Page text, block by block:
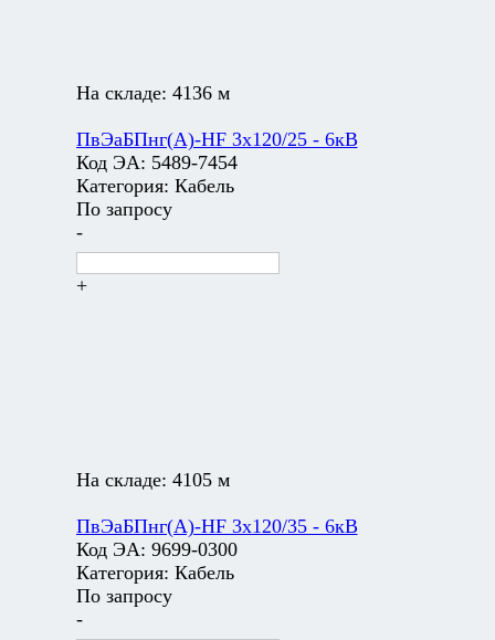
На складе: 4136 м
ПвЭаБПнг(А)-HF 3х120/25 - 6кВ
Код ЭА: 5489-7454
Категория: Кабель
По запросу
-
+
На складе: 4105 м
ПвЭаБПнг(А)-HF 3х120/35 - 6кВ
Код ЭА: 9699-0300
Категория: Кабель
По запросу
-